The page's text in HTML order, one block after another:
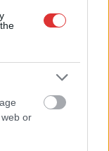
or
kaphat és
egyre